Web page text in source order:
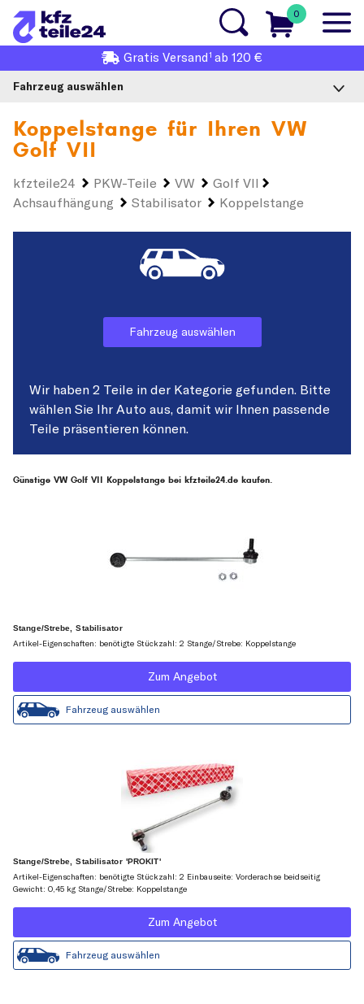
0
Gratis Versand1 ab 120 €
Fahrzeug auswählen
Koppelstange für Ihren VW
Golf VII
kfzteile24 PKW-Teile VW
Golf VII
Achsaufhängung
Stabilisator Koppelstange
Fahrzeug auswählen
Wir haben 2 Teile in der Kategorie gefunden. Bitte
wählen Sie Ihr Auto aus, damit wir Ihnen passende
Teile präsentieren können.
Günstige VW Golf VII Koppelstange bei kfzteile24.de kaufen.
Stange/Strebe, Stabilisator
Artikel-Eigenschaften: benötigte Stückzahl: 2 Stange/Strebe: Koppelstange
Zum Angebot
Fahrzeug auswählen
Stange/Strebe, Stabilisator 'PROKIT'
Artikel-Eigenschaften: benötigte Stückzahl: 2 Einbauseite: Vorderachse beidseitig
Gewicht: 0,45 kg Stange/Strebe: Koppelstange
Zum Angebot
Fahrzeug auswählen